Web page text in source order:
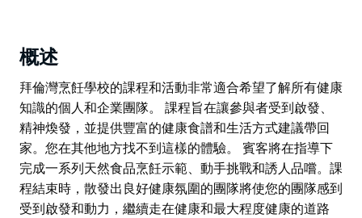
概述
拜倫灣烹飪學校的課程和活動非常適合希望了解所有健康
知識的個人和企業團隊。 課程旨在讓參與者受到啟發、
精神煥發，並提供豐富的健康食譜和生活方式建議帶回
家。您在其他地方找不到這樣的體驗。 賓客將在指導下
完成一系列天然食品烹飪示範、動手挑戰和誘人品嚐。課
程結束時，散發出良好健康氛圍的團隊將使您的團隊感到
受到啟發和動力，繼續走在健康和最大程度健康的道路